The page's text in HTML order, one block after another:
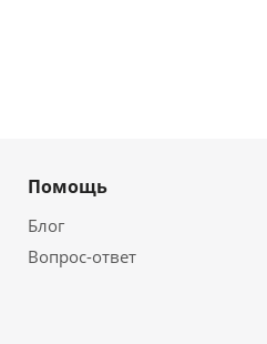
Помощь
Блог
Вопрос-ответ